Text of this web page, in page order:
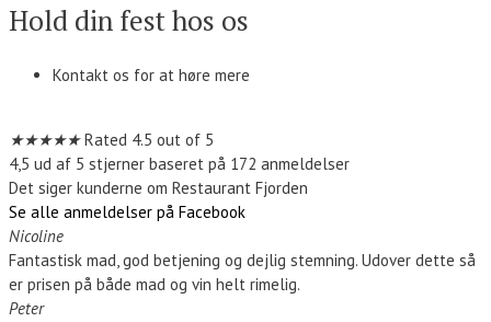
Hold din fest hos os
Kontakt os for at høre mere
★★★★★ Rated 4.5 out of 5
4,5 ud af 5 stjerner baseret på 172 anmeldelser
Det siger kunderne om Restaurant Fjorden
Se alle anmeldelser på Facebook
Nicoline
Fantastisk mad, god betjening og dejlig stemning. Udover dette så
er prisen på både mad og vin helt rimelig.
Peter